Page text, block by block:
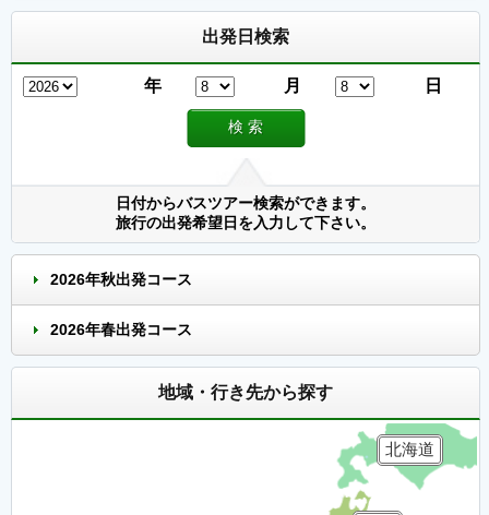
出発日検索
年 月 日
検 索
日付からバスツアー検索ができます。
旅行の出発希望日を入力して下さい。
2026年秋出発コース
2026年春出発コース
地域・行き先から探す
北海道